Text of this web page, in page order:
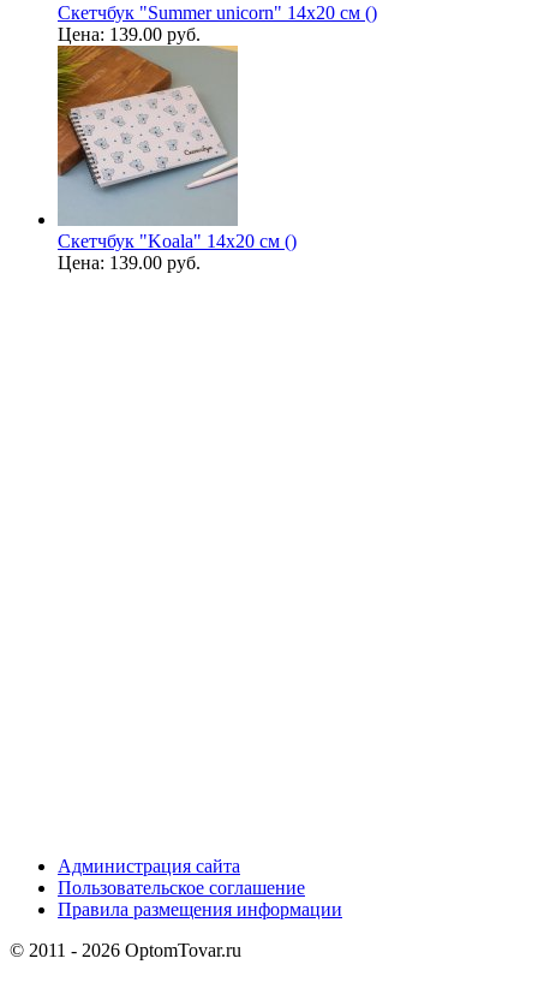
Скетчбук "Summer unicorn" 14х20 см ()
Цена: 139.00 руб.
Скетчбук "Koala" 14х20 см ()
Цена: 139.00 руб.
Администрация сайта
Пользовательское соглашение
Правила размещения информации
© 2011 - 2026 OptomTovar.ru